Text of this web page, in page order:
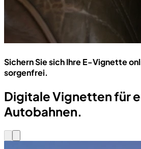
Sichern Sie sich Ihre E-Vignette
sorgenfrei.
Digitale Vignetten für
Autobahnen.